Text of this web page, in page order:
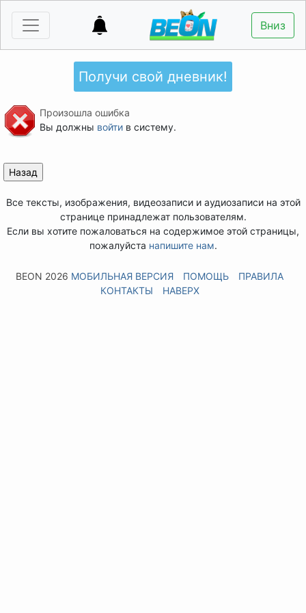
Вниз
Получи свой дневник!
Произошла ошибка
Вы должны войтив систему.
Все тексты, изображения, видеозаписи и аудиозаписи на этой
странице принадлежат пользователям.
Если вы хотите пожаловаться на содержимое этой страницы,
пожалуйста напишите нам.
BEON 2026 МОБИЛЬНАЯ ВЕРСИЯ ПОМОЩЬ
ПРАВИЛА
КОНТАКТЫ
НАВЕРХ